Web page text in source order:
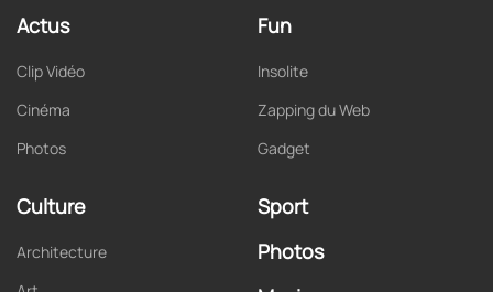
Actus
Clip Vidéo
Cinéma
Photos
Fun
Insolite
Zapping du Web
Gadget
Culture
Architecture
Sport
Photos